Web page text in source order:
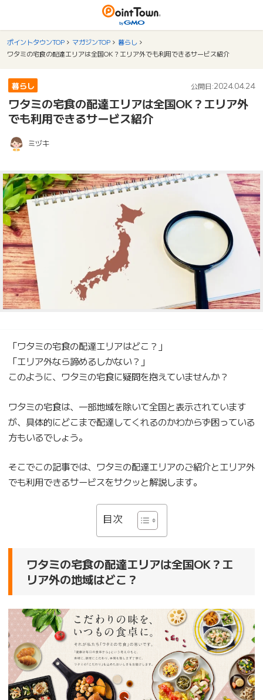
ポイントタウンTOP マガジンTOP
暮らし
ワタミの宅食の配達エリアは全国OK？エリア外でも利用できるサービス紹介
暮らし 公開日:2024.04.24
ワタミの宅食の配達エリアは全国OK？エリア外
でも利用できるサービス紹介
ミヅキ
「ワタミの宅食の配達エリアはどこ？」
「エリア外なら諦めるしかない？」
このように、ワタミの宅食に疑問を抱えていませんか？
ワタミの宅食は、一部地域を除いて全国と表示されています
が、具体的にどこまで配達してくれるのかわからず困っている
方もいるでしょう。
そこでこの記事では、ワタミの配達エリアのご紹介とエリア外
でも利用できるサービスをサクッと解説します。
目次
ワタミの宅食の配達エリアは全国OK？エ
リア外の地域はどこ？